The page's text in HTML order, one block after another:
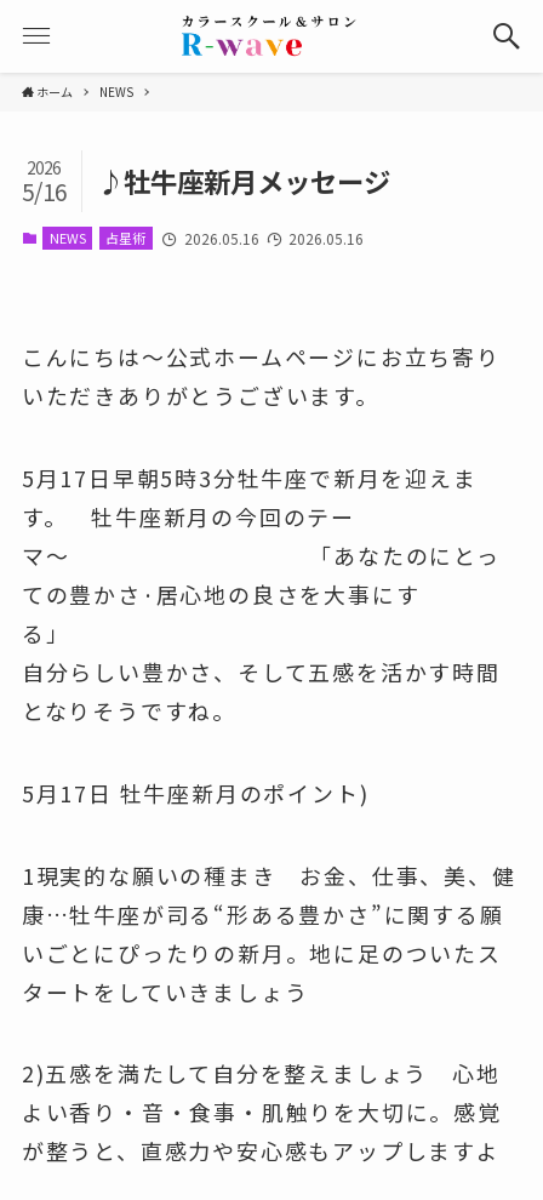
ホーム NEWS
♪牡牛座新月メッセージ
2026
5/16
NEWS 占星術 2026.05.16 2026.05.16
こんにちは〜公式ホームページにお立ち寄り
いただきありがとうございます。
5月17日早朝5時3分牡牛座で新月を迎えま
す。 牡牛座新月の今回のテー
マ〜 「あなたのにとっ
ての豊かさ·居心地の良さを大事にす
る」
自分らしい豊かさ、そして五感を活かす時間
となりそうですね。
5月17日 牡牛座新月のポイント)
1現実的な願いの種まき お金、仕事、美、健
康…牡牛座が司る“形ある豊かさ”に関する願
いごとにぴったりの新月。地に足のついたス
タートをしていきましょう
2)五感を満たして自分を整えましょう 心地
よい香り・音・食事・肌触りを大切に。感覚
が整うと、直感力や安心感もアップしますよ